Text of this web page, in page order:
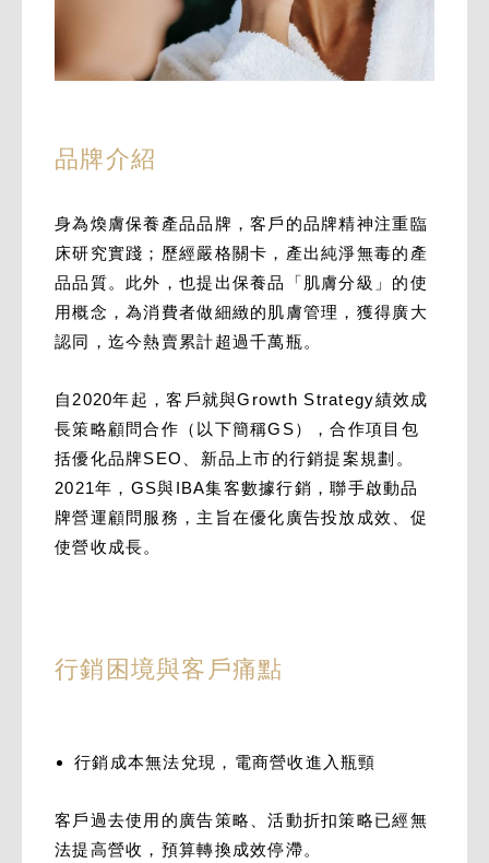
品牌介紹
身為煥膚保養產品品牌，客戶的品牌精神注重臨
床研究實踐；歷經嚴格關卡，產出純淨無毒的產
品品質。此外，也提出保養品「肌膚分級」的使
用概念，為消費者做細緻的肌膚管理，獲得廣大
認同，迄今熱賣累計超過千萬瓶。
自2020年起，客戶就與Growth Strategy績效成
長策略顧問合作（以下簡稱GS），合作項目包
括優化品牌SEO、新品上市的行銷提案規劃。
2021年，GS與IBA集客數據行銷，聯手啟動品
牌營運顧問服務，主旨在優化廣告投放成效、促
使營收成長。
行銷困境與客戶痛點
行銷成本無法兌現，電商營收進入瓶頸
客戶過去使用的廣告策略、活動折扣策略已經無
法提高營收，預算轉換成效停滯。